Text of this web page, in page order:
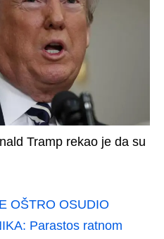
Tramp rekao je da su
OŠTRO OSUDIO
Parastos ratnom